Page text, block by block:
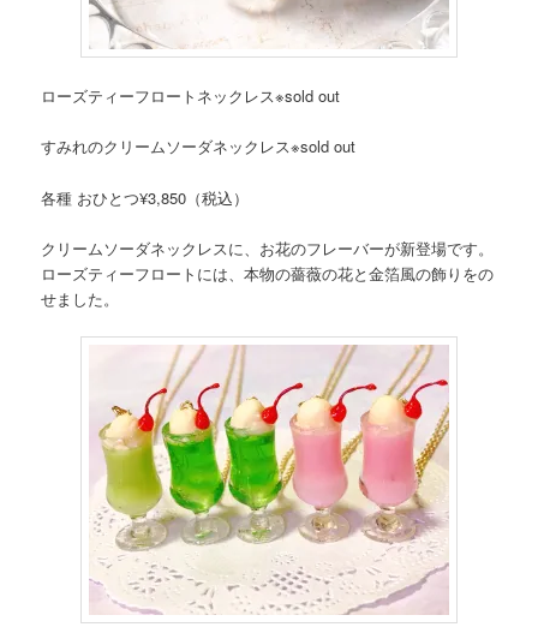
ローズティーフロートネックレス※sold out
すみれのクリームソーダネックレス※sold out
各種 おひとつ¥3,850（税込）
クリームソーダネックレスに、お花のフレーバーが新登場です。
ローズティーフロートには、本物の薔薇の花と金箔風の飾りをの
せました。